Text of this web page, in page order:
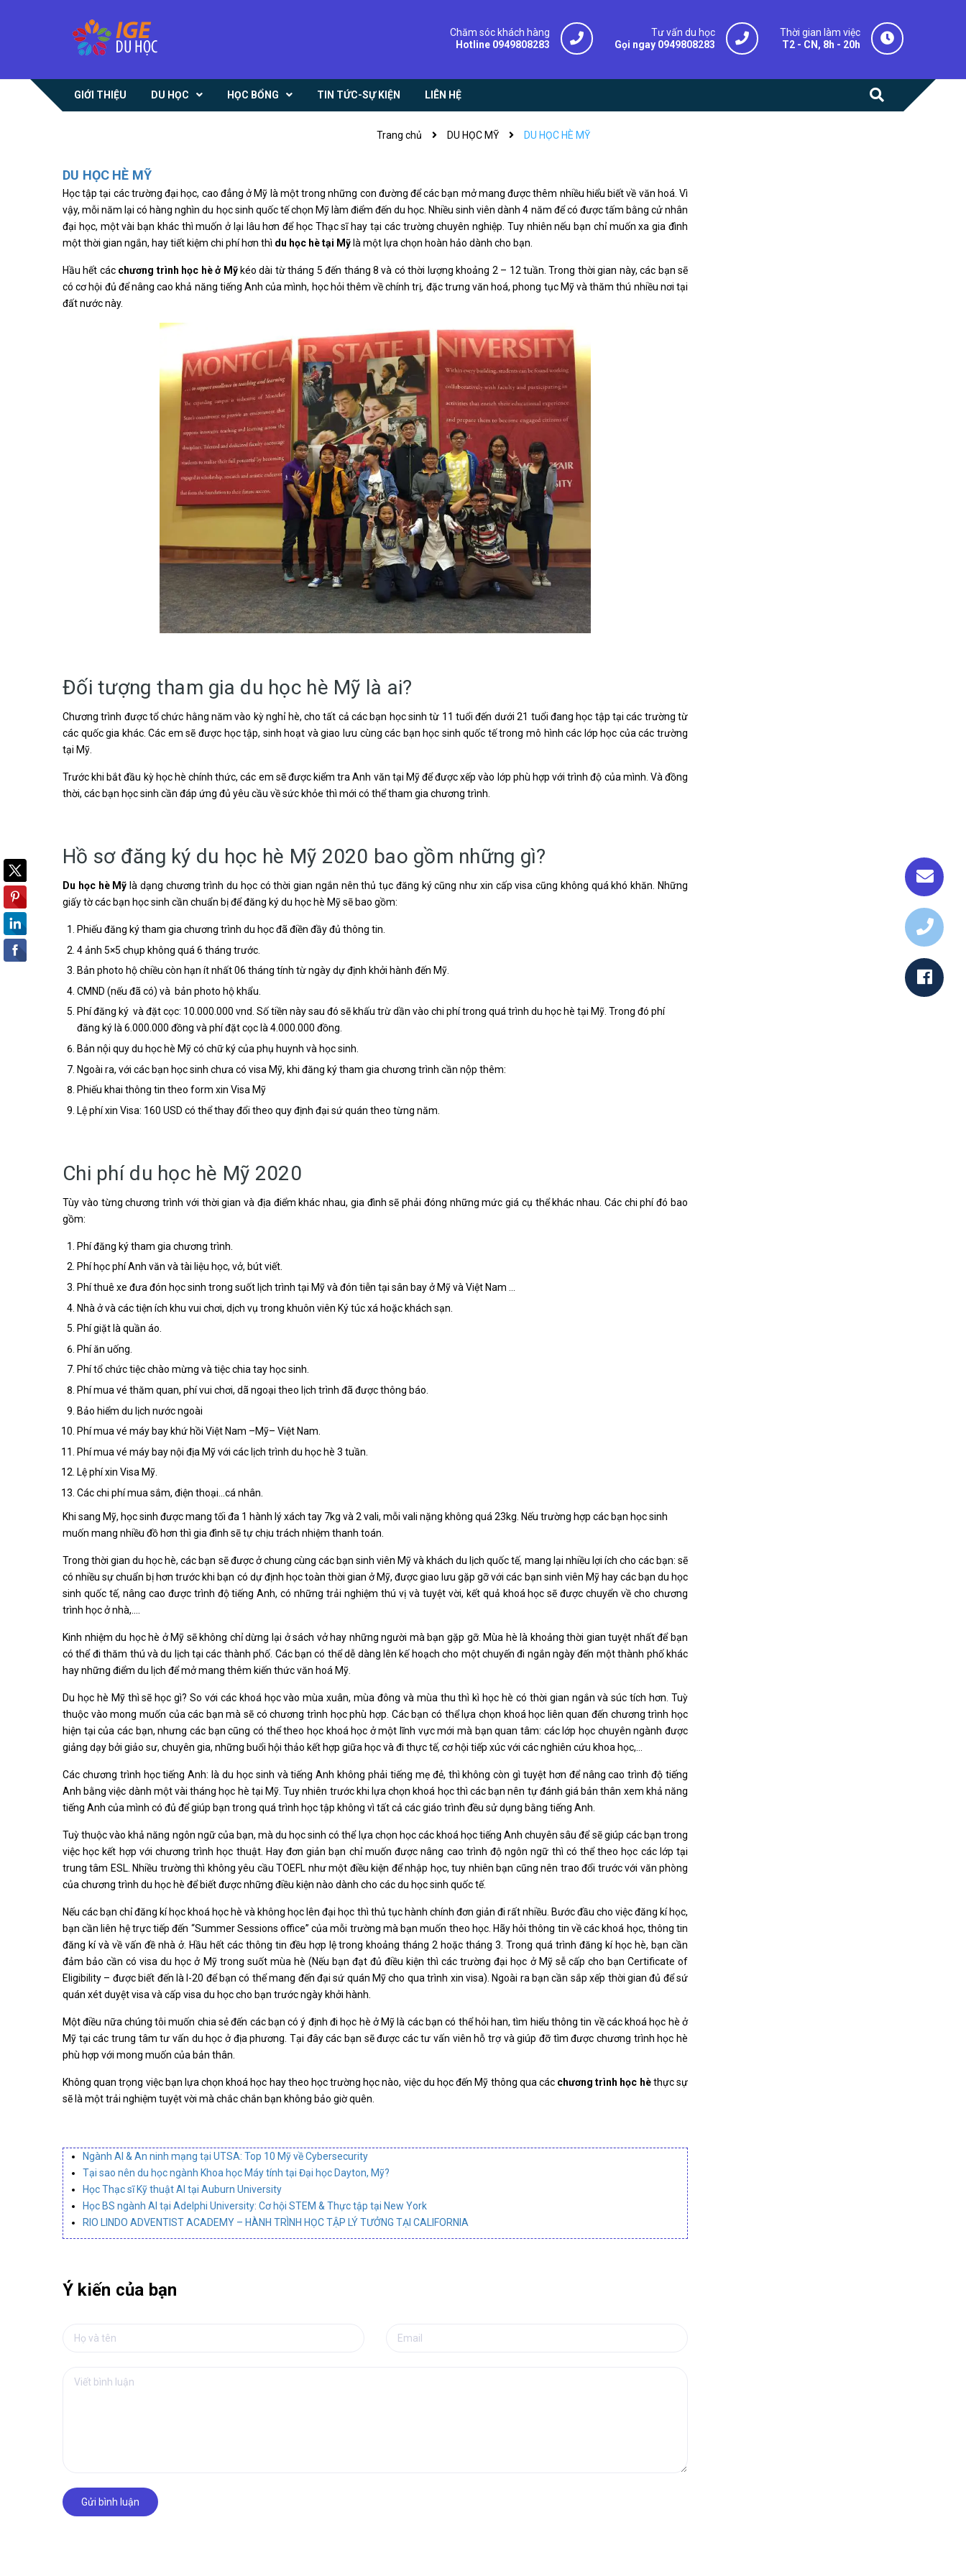
Thời gian làm việc
T2 - CN, 8h - 20h
Tư vấn du học
Gọi ngay 0949808283
Chăm sóc khách hàng
Hotline 0949808283
GIỚI THIỆU DU HỌC HỌC BỔNG TIN TỨC-SỰ KIỆN LIÊN HỆ
Trang chủ DU HỌC MỸ DU HỌC HÈ MỸ
DU HỌC HÈ MỸ
Học tập tại các trường đại học, cao đẳng ở Mỹ là một trong những con đường để các bạn mở mang được thêm nhiều hiểu biết về văn hoá. Vì
vậy, mỗi năm lại có hàng nghìn du học sinh quốc tế chọn Mỹ làm điểm đến du học. Nhiều sinh viên dành 4 năm để có được tấm bằng cử nhân
đại học, một vài bạn khác thì muốn ở lại lâu hơn để học Thạc sĩ hay tại các trường chuyên nghiệp. Tuy nhiên nếu bạn chỉ muốn xa gia đình
một thời gian ngắn, hay tiết kiệm chi phí hơn thì du học hè tại Mỹ là một lựa chọn hoàn hảo dành cho bạn.
Hầu hết các chương trình học hè ở Mỹkéo dài từ tháng 5 đến tháng 8 và có thời lượng khoảng 2 – 12 tuần. Trong thời gian này, các bạn sẽ
có cơ hội đủ để nâng cao khả năng tiếng Anh của mình, học hỏi thêm về chính trị, đặc trưng văn hoá, phong tục Mỹ và thăm thú nhiều nơi tại
đất nước này.
Đối tượng tham gia du học hè Mỹ là ai?
Chương trình được tổ chức hằng năm vào kỳ nghỉ hè, cho tất cả các bạn học sinh từ 11 tuổi đến dưới 21 tuổi đang học tập tại các trường từ
các quốc gia khác. Các em sẽ được học tập, sinh hoạt và giao lưu cùng các bạn học sinh quốc tế trong mô hình các lớp học của các trường
tại Mỹ.
Trước khi bắt đầu kỳ học hè chính thức, các em sẽ được kiểm tra Anh văn tại Mỹ để được xếp vào lớp phù hợp với trình độ của mình. Và đồng
thời, các bạn học sinh cần đáp ứng đủ yêu cầu về sức khỏe thì mới có thể tham gia chương trình.
Hồ sơ đăng ký du học hè Mỹ 2020 bao gồm những gì?
Du học hè Mỹ là dạng chương trình du học có thời gian ngắn nên thủ tục đăng ký cũng như xin cấp visa cũng không quá khó khăn. Những
giấy tờ các bạn học sinh cần chuẩn bị để đăng ký du học hè Mỹ sẽ bao gồm:
Phiếu đăng ký tham gia chương trình du học đã điền đầy đủ thông tin.
4 ảnh 5×5 chụp không quá 6 tháng trước.
Bản photo hộ chiều còn hạn ít nhất 06 tháng tính từ ngày dự định khởi hành đến Mỹ.
CMND (nếu đã có) và bản photo hộ khẩu.
Phí đăng ký và đặt cọc: 10.000.000 vnd. Số tiền này sau đó sẽ khấu trừ dần vào chi phí trong quá trình du học hè tại Mỹ. Trong đó phí
đăng ký là 6.000.000 đồng và phí đặt cọc là 4.000.000 đồng.
Bản nội quy du học hè Mỹ có chữ ký của phụ huynh và học sinh.
Ngoài ra, với các bạn học sinh chưa có visa Mỹ, khi đăng ký tham gia chương trình cần nộp thêm:
Phiếu khai thông tin theo form xin Visa Mỹ
Lệ phí xin Visa: 160 USD có thể thay đổi theo quy định đại sứ quán theo từng năm.
Chi phí du học hè Mỹ 2020
Tùy vào từng chương trình với thời gian và địa điểm khác nhau, gia đình sẽ phải đóng những mức giá cụ thể khác nhau. Các chi phí đó bao
gồm:
Phí đăng ký tham gia chương trình.
Phí học phí Anh văn và tài liệu học, vở, bút viết.
Phí thuê xe đưa đón học sinh trong suốt lịch trình tại Mỹ và đón tiễn tại sân bay ở Mỹ và Việt Nam …
Nhà ở và các tiện ích khu vui chơi, dịch vụ trong khuôn viên Ký túc xá hoặc khách sạn.
Phí giặt là quần áo.
Phí ăn uống.
Phí tổ chức tiệc chào mừng và tiệc chia tay học sinh.
Phí mua vé thăm quan, phí vui chơi, dã ngoại theo lịch trình đã được thông báo.
Bảo hiểm du lịch nước ngoài
Phí mua vé máy bay khứ hồi Việt Nam –Mỹ– Việt Nam.
Phí mua vé máy bay nội địa Mỹ với các lịch trình du học hè 3 tuần.
Lệ phí xin Visa Mỹ.
Các chi phí mua sắm, điện thoại…cá nhân.
Khi sang Mỹ, học sinh được mang tối đa 1 hành lý xách tay 7kg và 2 vali, mỗi vali nặng không quá 23kg. Nếu trường hợp các bạn học sinh
muốn mang nhiều đồ hơn thì gia đình sẽ tự chịu trách nhiệm thanh toán.
Trong thời gian du học hè, các bạn sẽ được ở chung cùng các bạn sinh viên Mỹ và khách du lịch quốc tế, mang lại nhiều lợi ích cho các bạn: sẽ
có nhiều sự chuẩn bị hơn trước khi bạn có dự định học toàn thời gian ở Mỹ, được giao lưu gặp gỡ với các bạn sinh viên Mỹ hay các bạn du học
sinh quốc tế, nâng cao được trình độ tiếng Anh, có những trải nghiệm thú vị và tuyệt vời, kết quả khoá học sẽ được chuyển về cho chương
trình học ở nhà,….
Kinh nhiệm du học hè ở Mỹ sẽ không chỉ dừng lại ở sách vở hay những người mà bạn gặp gỡ. Mùa hè là khoảng thời gian tuyệt nhất để bạn
có thể đi thăm thú và du lịch tại các thành phố. Các bạn có thể dễ dàng lên kế hoạch cho một chuyến đi ngắn ngày đến một thành phố khác
hay những điểm du lịch để mở mang thêm kiến thức văn hoá Mỹ.
Du học hè Mỹ thì sẽ học gì? So với các khoá học vào mùa xuân, mùa đông và mùa thu thì kì học hè có thời gian ngắn và súc tích hơn. Tuỳ
thuộc vào mong muốn của các bạn mà sẽ có chương trình học phù hợp. Các bạn có thể lựa chọn khoá học liên quan đến chương trình học
hiện tại của các bạn, nhưng các bạn cũng có thể theo học khoá học ở một lĩnh vực mới mà bạn quan tâm: các lớp học chuyên ngành được
giảng dạy bởi giảo sư, chuyên gia, những buổi hội thảo kết hợp giữa học và đi thực tế, cơ hội tiếp xúc với các nghiên cứu khoa học,…
Các chương trình học tiếng Anh: là du học sinh và tiếng Anh không phải tiếng mẹ đẻ, thì không còn gì tuyệt hơn để nâng cao trình độ tiếng
Anh bằng việc dành một vài tháng học hè tại Mỹ. Tuy nhiên trước khi lựa chọn khoá học thì các bạn nên tự đánh giá bản thân xem khả năng
tiếng Anh của mình có đủ để giúp bạn trong quá trình học tập không vì tất cả các giáo trình đều sử dụng bằng tiếng Anh.
Tuỳ thuộc vào khả năng ngôn ngữ của bạn, mà du học sinh có thể lựa chọn học các khoá học tiếng Anh chuyên sâu để sẽ giúp các bạn trong
việc học kết hợp với chương trình học thuật. Hay đơn giản bạn chỉ muốn được nâng cao trình độ ngôn ngữ thì có thể theo học các lớp tại
trung tâm ESL. Nhiều trường thì không yêu cầu TOEFL như một điều kiện để nhập học, tuy nhiên bạn cũng nên trao đổi trước với văn phòng
của chương trình du học hè để biết được những điều kiện nào dành cho các du học sinh quốc tế.
Nếu các bạn chỉ đăng kí học khoá học hè và không học lên đại học thì thủ tục hành chính đơn giản đi rất nhiều. Bước đầu cho việc đăng kí học,
bạn cần liên hệ trực tiếp đến “Summer Sessions office” của mỗi trường mà bạn muốn theo học. Hãy hỏi thông tin về các khoá học, thông tin
đăng kí và về vấn đề nhà ở. Hầu hết các thông tin đều hợp lệ trong khoảng tháng 2 hoặc tháng 3. Trong quá trình đăng kí học hè, bạn cần
đảm bảo cần có visa du học ở Mỹ trong suốt mùa hè (Nếu bạn đạt đủ điều kiện thì các trường đại học ở Mỹ sễ cấp cho bạn Certificate of
Eligibility – được biết đến là I-20 để bạn có thể mang đến đại sứ quán Mỹ cho qua trình xin visa). Ngoài ra bạn cần sắp xếp thời gian đủ để sứ
quán xét duyệt visa và cấp visa du học cho bạn trước ngày khởi hành.
Một điều nữa chúng tôi muốn chia sẻ đến các bạn có ý định đi học hè ở Mỹ là các bạn có thể hỏi han, tìm hiểu thông tin về các khoá học hè ở
Mỹ tại các trung tâm tư vấn du học ở địa phương. Tại đây các bạn sẽ được các tư vấn viên hỗ trợ và giúp đỡ tìm được chương trình học hè
phù hợp với mong muốn của bản thân.
Không quan trọng việc bạn lựa chọn khoá học hay theo học trường học nào, việc du học đến Mỹ thông qua các chương trình học hèthực sự
sẽ là một trải nghiệm tuyệt vời mà chắc chắn bạn không bảo giờ quên.
Ngành AI & An ninh mạng tại UTSA: Top 10 Mỹ về Cybersecurity
Tại sao nên du học ngành Khoa học Máy tính tại Đại học Dayton, Mỹ?
Học Thạc sĩ Kỹ thuật AI tại Auburn University
Học BS ngành AI tại Adelphi University: Cơ hội STEM & Thực tập tại New York
RIO LINDO ADVENTIST ACADEMY – HÀNH TRÌNH HỌC TẬP LÝ TƯỞNG TẠI CALIFORNIA
Ý kiến của bạn
Gửi bình luận